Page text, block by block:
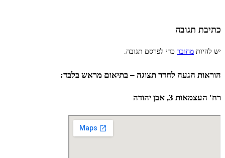
כתיבת תגובה
יש להיות מחובר כדי לפרסם תגובה.
הוראות הגעה לחדר תצוגה – בתיאום מראש בלבד:
רח' העצמאות 3, אבן יהודה